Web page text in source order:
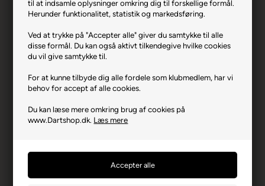
til at indsamle oplysninger omkring dig til forskellige formål.
Herunder funktionalitet, statistik og markedsføring.
Ved at trykke på "Accepter alle" giver du samtykke til alle
disse formål. Du kan også aktivt tilkendegive hvilke cookies
du vil give samtykke til.
For at kunne tilbyde dig alle fordele som klubmedlem, har vi
behov for accept af alle cookies.
Du kan læse mere omkring brug af cookies på
www.Dartshop.dk. Læs mere
L-Style Carbon, Sort 225.
Varenr.: 0423-SL7005
Producent
Farve
Sort
Mængde til prisen
gevind)
1031-1 Ukizuka, JP-340-
0835 Saitama